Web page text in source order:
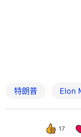
特朗普 Elon
17